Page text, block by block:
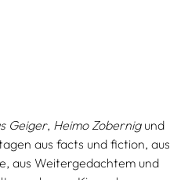
Geiger, Heimo Zobernigund
aus facts und fiction, aus
aus Weitergedachtem und